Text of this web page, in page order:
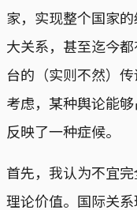
家，实现整个国家
大关系，甚至迄今
台的（实则不然）
考虑，某种舆论能
反映了一种症候。
首先，我认为不宜
理论价值。国际关